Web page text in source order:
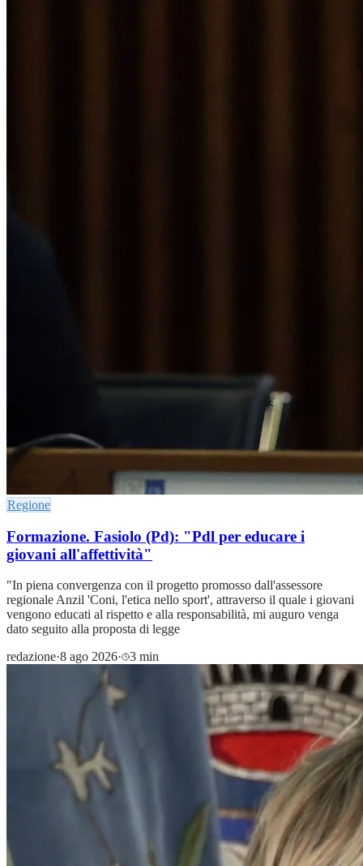
Regione
Formazione. Fasiolo (Pd): "Pdl per educare i
giovani all'affettività"
"In piena convergenza con il progetto promosso dall'assessore
regionale Anzil 'Coni, l'etica nello sport', attraverso il quale i giovani
vengono educati al rispetto e alla responsabilità, mi auguro venga
dato seguito alla proposta di legge
redazione·8 ago 2026· 3 min